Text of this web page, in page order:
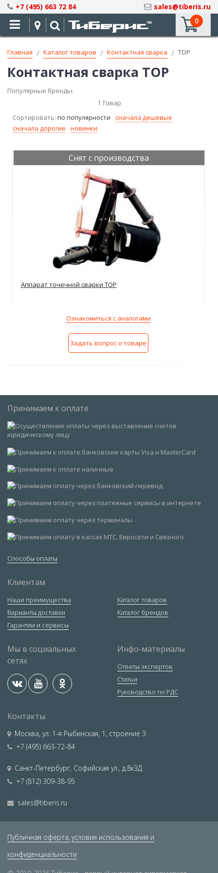
Skip
to
Content
+7 (495) 663 72 84
sales@tiberis.ru
0
Главная Каталог товаров Контактная сварка ТОР
Контактная сварка ТОР
Популярные бренды:
1 Товар
Сортировать: по популярности
сначала дешёвые
сначала дорогие
новинки
Снят с производства
Аппарат точечной сварки TOP
Ознакомиться с аналогами
Задать вопрос о товаре
Принимаем к оплате
Способы оплаты
Клиентам
Наши преимущества
Варианты доставки
Гарантии и сервисы
Каталог товаров
Каталог брендов
Мы в социальных
сетях
Инфо-материалы
Ответы экспертов
Статьи
Руководство по РДС
Контакты
Москва, ул. 1-я Рыбинская, 1, строение 3
+7 (495) 663-72-84
Санкт-Петербург, Софийская ул., д.8к3Д
+7 (812) 309-38-95
sales@tiberis.ru
Публичная оферта, условия использования и
конфиденциальности